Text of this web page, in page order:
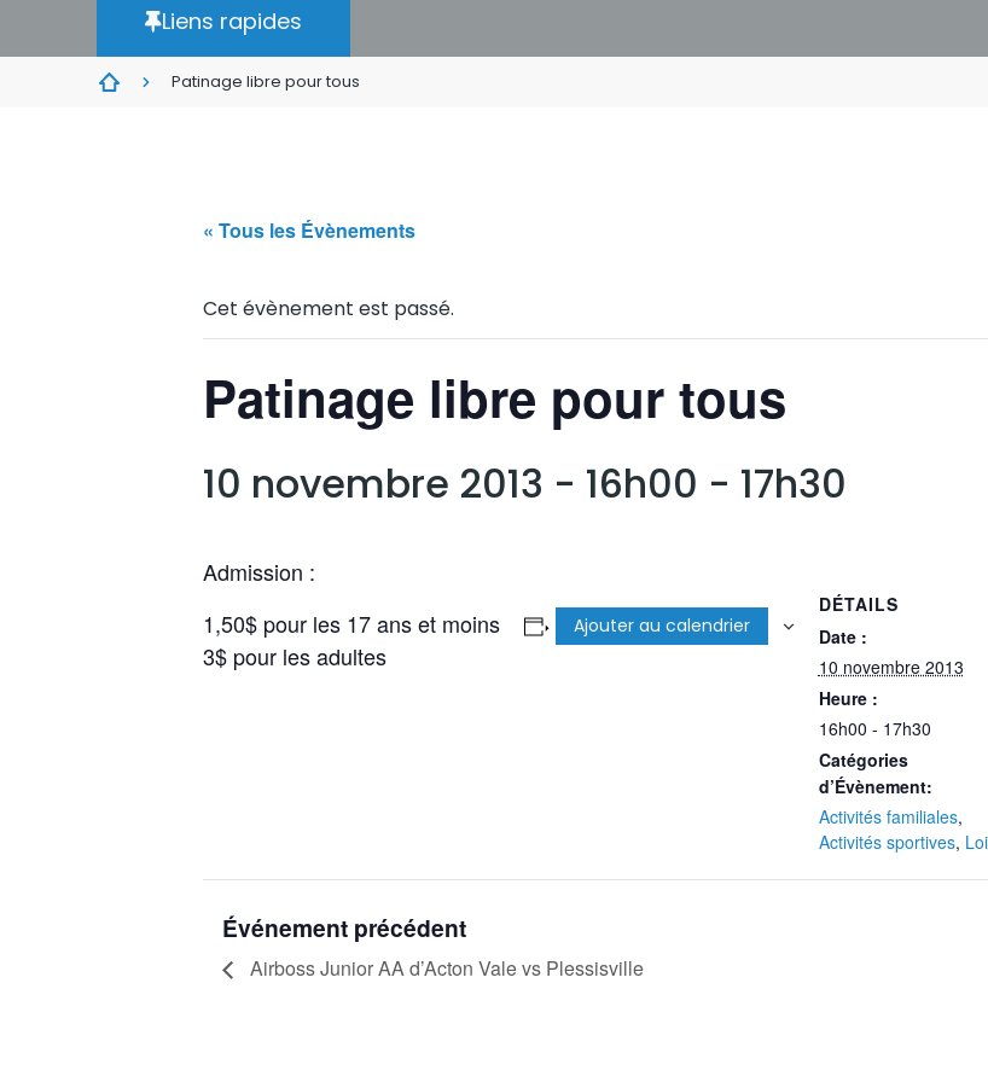
Liens rapides
Patinage libre pour tous
« Tous les Évènements
Cet évènement est passé.
Patinage libre pour tous
10 novembre 2013 - 16h00 - 17h30
Admission :
1,50$ pour les 17 ans et moins
3$ pour les adultes
Ajouter au calendrier
DÉTAILS
Date :
10 novembre 2013
Heure :
16h00 - 17h30
Catégories
d’Évènement:
Activités familiales,
Activités sportives,
Événement précédent
Airboss Junior AA d’Acton Vale vs Plessisville